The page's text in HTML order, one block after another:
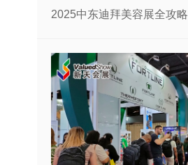
2025中东迪拜美容展全攻略